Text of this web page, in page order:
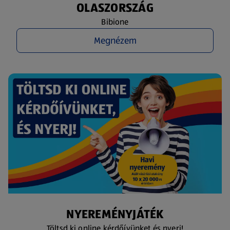
OLASZORSZÁG
Bibione
Megnézem
NYEREMÉNYJÁTÉK